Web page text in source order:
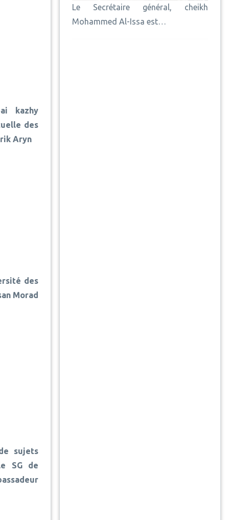
kazhy
des
Aryn
des
Morad
sujets
SG de
Le Secrétaire général, cheikh
Mohammed Al-Issa est…